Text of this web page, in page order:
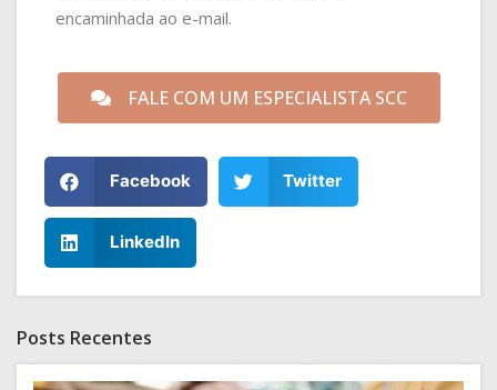
encaminhada ao e-mail.
FALE COM UM ESPECIALISTA SCC
Facebook Twitter
LinkedIn
Posts Recentes